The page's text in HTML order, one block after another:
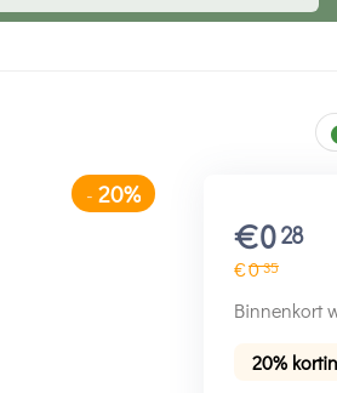
€0 28
€035
Binnenkort
20%